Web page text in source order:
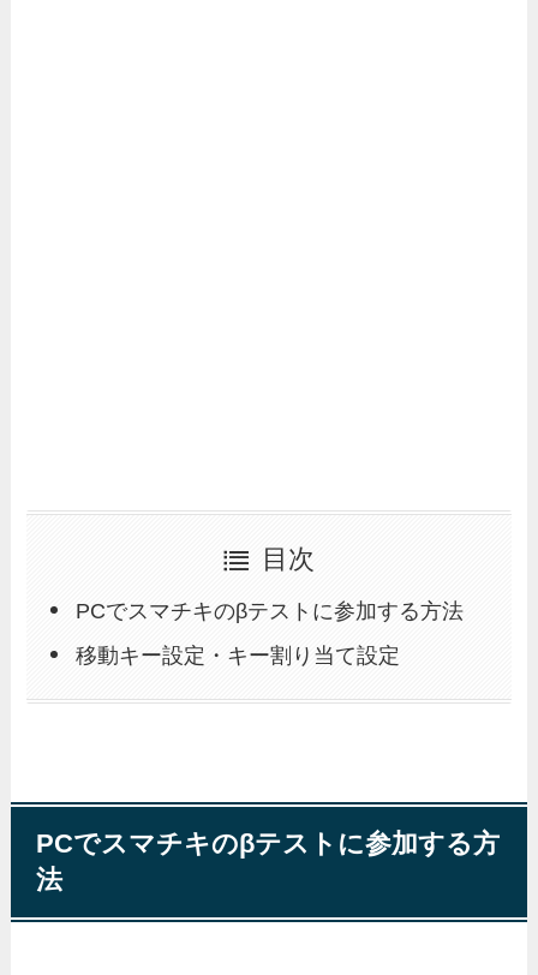
目次
PCでスマチキのβテストに参加する方法
移動キー設定・キー割り当て設定
PCでスマチキのβテストに参加する方
法